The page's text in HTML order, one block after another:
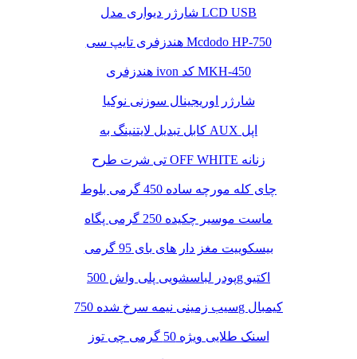
شارژر دیواری مدل LCD USB
هندزفری تایپ سی Mcdodo HP-750
هندزفری ivon کد MKH-450
شارژر اوریجینال سوزنی نوکیا
کابل تبدیل لایتنینگ به AUX اپل
تی شرت طرح OFF WHITE زنانه
چای کله مورچه ساده 450 گرمی بلوط
ماست موسیر چکیده 250 گرمی پگاه
بیسکوییت مغز دار های بای 95 گرمی
پودر لباسشویی پلی واش 500g اکتیو
سیب زمینی نیمه سرخ شده 750g کیمبال
اسنک طلایی ویژه 50 گرمی چی توز